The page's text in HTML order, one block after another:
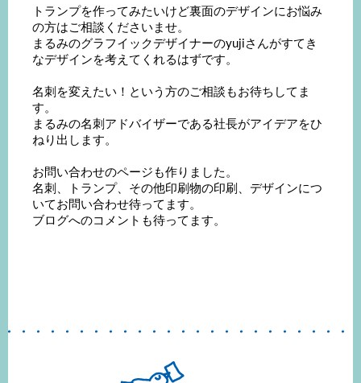
トランプを作ってみたいけど裏面のデザインにお悩み
の方はご相談くださいませ。
まるみのグラフイックデザイナーのyujiさんがすてき
なデザインを考えてくれるはずです。
名刺を変えたい！という方のご相談もお待ちしてま
す。
まるみの名刺アドバイザーである社長がアイデアをひ
ねり出します。
お問い合わせのページも作りました。
名刺、トランプ、その他印刷物の印刷、デザインにつ
いてお問い合わせ待ってます。
ブログへのコメントも待ってます。